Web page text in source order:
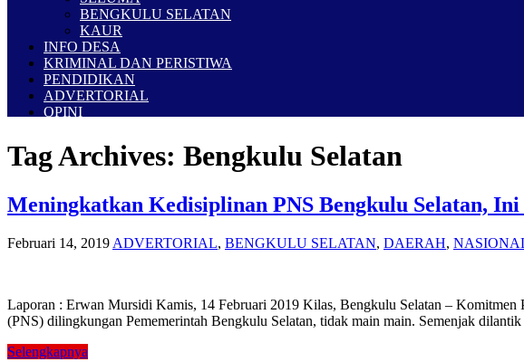
BENGKULU SELATAN
KAUR
INFO DESA
KRIMINAL DAN PERISTIWA
PENDIDIKAN
ADVERTORIAL
OPINI
Tag Archives: Bengkulu Selatan
Meningkatkan Kedisiplinan PNS Bengkulu Selatan, Ini
Februari 14, 2019 ADVERTORIAL, BENGKULU SELATAN, DAERAH,
Laporan : Erwan Mursidi Kamis, 14 Februari 2019 Kilas, Bengkulu Selatan –
(PNS) dilingkungan Pememerintah Bengkulu Selatan, tidak main main. Semenjak
Selengkapnya